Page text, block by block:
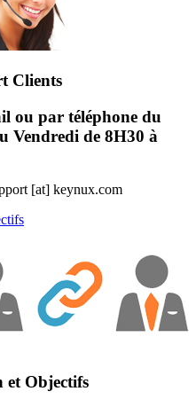
Clients
ou par téléphone du
Vendredi de 8H30 à
[at] keynux.com
et Objectifs